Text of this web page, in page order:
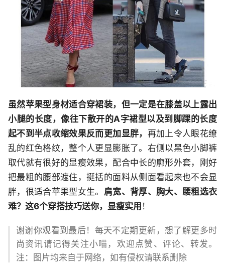
虽然苹果型身材适合穿裙装，但一定是在膝盖以上露出
小腿的长度，像往下散开的A字裙型以及到脚踝的长度
起不到半点收缩效果反而更加显胖， 再加上令人眼花缭
乱的红色格纹，整个人更显膨胀了。右侧以黑色小脚裤
取代就有很好的显瘦效果，配合中长的廓形外套，刚好
把最粗的腰部遮住，挺括的面料从侧面看起来也不会显
胖，很适合苹果型女生。 肩宽、背厚、胸大、腰粗选衣
难？这6个穿搭技巧送你，显瘦实用 ！
谢谢你观看到最后！每天不定期更新，想了解更多时
尚资讯请记得关注小喵，欢迎点赞、评论、转发。
注：图片均来自于网络，如有侵权请联系删除